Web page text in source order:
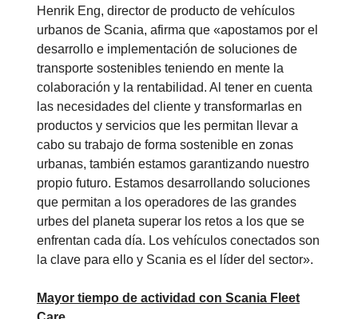
Henrik Eng, director de producto de vehículos
urbanos de Scania, afirma que «apostamos por el
desarrollo e implementación de soluciones de
transporte sostenibles teniendo en mente la
colaboración y la rentabilidad. Al tener en cuenta
las necesidades del cliente y transformarlas en
productos y servicios que les permitan llevar a
cabo su trabajo de forma sostenible en zonas
urbanas, también estamos garantizando nuestro
propio futuro. Estamos desarrollando soluciones
que permitan a los operadores de las grandes
urbes del planeta superar los retos a los que se
enfrentan cada día. Los vehículos conectados son
la clave para ello y Scania es el líder del sector».
Mayor tiempo de actividad con Scania Fleet